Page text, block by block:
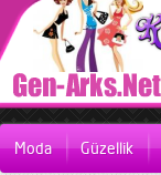
Moda Güzellik